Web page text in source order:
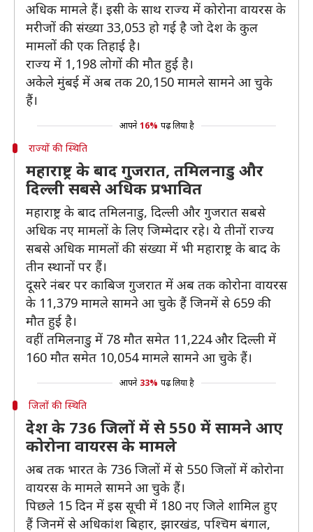
अधिक मामले हैं। इसी के साथ राज्य में कोरोना वायरस के
मरीजों की संख्या 33,053 हो गई है जो देश के कुल
मामलों की एक तिहाई है।
राज्य में 1,198 लोगों की मौत हुई है।
अकेले मुंबई में अब तक 20,150 मामले सामने आ चुके
हैं।
आपने 16% पढ़ लिया है
राज्यों की स्थिति
महाराष्ट्र के बाद गुजरात, तमिलनाडु और
दिल्ली सबसे अधिक प्रभावित
महाराष्ट्र के बाद तमिलनाडु, दिल्ली और गुजरात सबसे
अधिक नए मामलों के लिए जिम्मेदार रहे। ये तीनों राज्य
सबसे अधिक मामलों की संख्या में भी महाराष्ट्र के बाद के
तीन स्थानों पर हैं।
दूसरे नंबर पर काबिज गुजरात में अब तक कोरोना वायरस
के 11,379 मामले सामने आ चुके हैं जिनमें से 659 की
मौत हुई है।
वहीं तमिलनाडु में 78 मौत समेत 11,224 और दिल्ली में
160 मौत समेत 10,054 मामले सामने आ चुके हैं।
आपने 33% पढ़ लिया है
जिलों की स्थिति
देश के 736 जिलों में से 550 में सामने आए
कोरोना वायरस के मामले
अब तक भारत के 736 जिलों में से 550 जिलों में कोरोना
वायरस के मामले सामने आ चुके हैं।
पिछले 15 दिन में इस सूची में 180 नए जिले शामिल हुए
हैं जिनमें से अधिकांश बिहार, झारखंड, पश्चिम बंगाल,